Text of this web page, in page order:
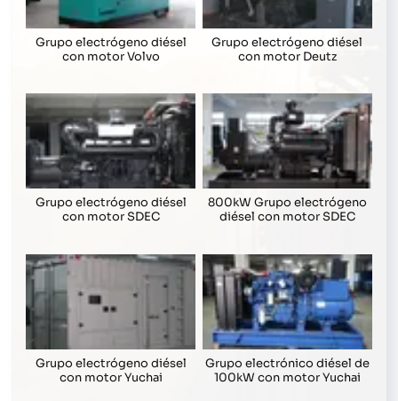
Grupo electrógeno diésel
con motor Volvo
Grupo electrógeno diésel
con motor Deutz
Grupo electrógeno diésel
con motor SDEC
800kW Grupo electrógeno
diésel con motor SDEC
Grupo electrógeno diésel
con motor Yuchai
Grupo electrónico diésel de
100kW con motor Yuchai